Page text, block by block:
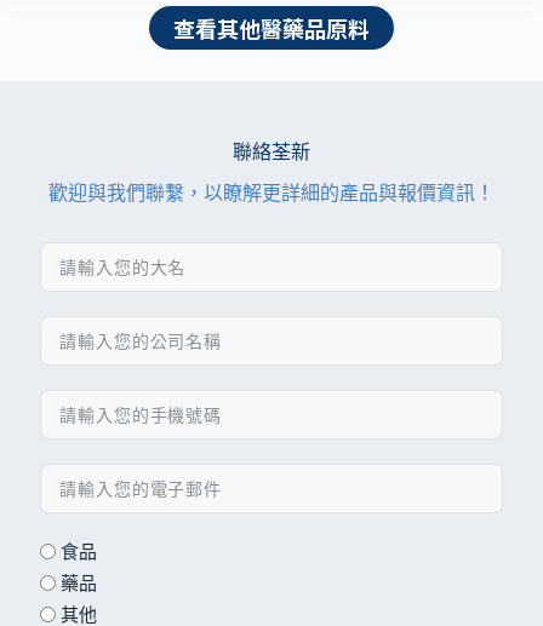
查看其他醫藥品原料
聯絡荃新
歡迎與我們聯繫，以瞭解更詳細的產品與報價資訊！
食品
藥品
其他